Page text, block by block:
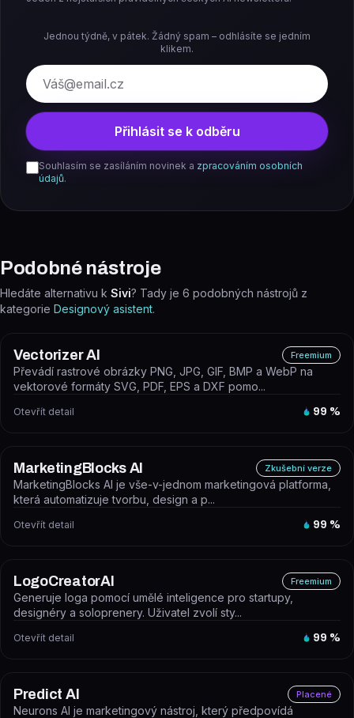
Jednou týdně, v pátek. Žádný spam – odhlásíte se jedním
klikem.
E-mail
Přihlásit se k odběru
Souhlasím se zasíláním novinek a zpracováním osobních
údajů.
Podobné nástroje
Hledáte alternativu k Sivi? Tady je 6 podobných nástrojů z
kategorie Designový asistent.
Vectorizer AI Freemium
Převádí rastrové obrázky PNG, JPG, GIF, BMP a WebP na
vektorové formáty SVG, PDF, EPS a DXF pomo...
Otevřít detail 99 %
MarketingBlocks AI Zkušební verze
MarketingBlocks AI je vše-v-jednom marketingová platforma,
která automatizuje tvorbu, design a p...
Otevřít detail 99 %
LogoCreatorAI Freemium
Generuje loga pomocí umělé inteligence pro startupy,
designéry a soloprenery. Uživatel zvolí sty...
Otevřít detail 99 %
Predict AI Placené
Neurons AI je marketingový nástroj, který předpovídá